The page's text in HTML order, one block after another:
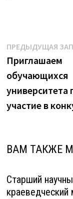
по
записям
ПРЕДЫДУЩАЯ
Приглашаем
обучающихся
университета
участие в
ВАМ ТАКЖЕ
Старший
краеведческий